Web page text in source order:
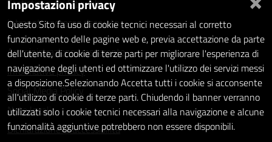
Statistiche dei Siti web
Intranet - accesso riservato
Amministrazione trasparente
Informativa privacy
Social Media Policy
Note legali
Dichiarazione di accessibilità
Impostazioni privacy
Questo Sito fa uso di cookie tecnici necessari al corretto
funzionamento delle pagine web e, previa accettazione da parte
dell'utente, di cookie di terze parti per migliorare l'esperienza di
navigazione degli utenti ed ottimizzare l'utilizzo dei servizi messi
a disposizione.Selezionando Accetta tutti i cookie si acconsente
all'utilizzo di cookie di terze parti. Chiudendo il banner verranno
utilizzati solo i cookie tecnici necessari alla navigazione e alcune
funzionalità aggiuntive potrebbero non essere disponibili.